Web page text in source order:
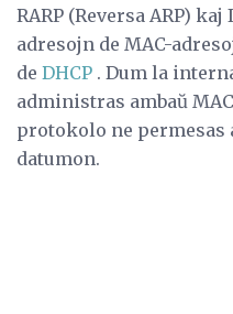
RARP (Reversa ARP)
adresojn de MAC-
de DHCP . Dum la
administras ambaŭ
protokolo ne
datumon.